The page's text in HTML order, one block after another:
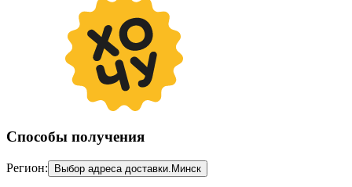
Способы получения
Регион: Выбор адреса доставки. Минск